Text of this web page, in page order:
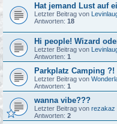
Hat jemand Lust auf
Letzter Beitrag von
Antworten: 18
Hi people! Wizard
Letzter Beitrag von
Antworten: 1
Parkplatz Camping ?!
Letzter Beitrag von
Antworten: 1
wanna vibe???
Letzter Beitrag von rezakaz
Antworten: 2